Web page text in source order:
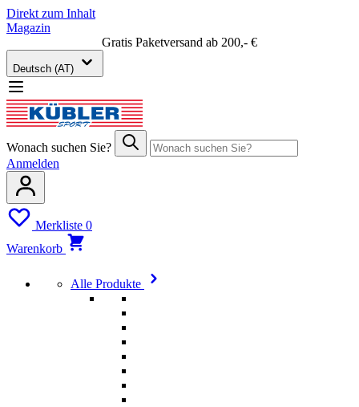
Direkt zum Inhalt
Magazin
Gratis Paketversand ab 200,- €
Deutsch (AT)
Wonach suchen Sie?
Anmelden
Merkliste 0
Warenkorb
Alle Produkte